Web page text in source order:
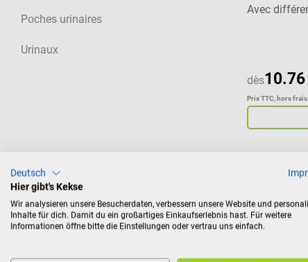
Poches urinaires
Urinaux
Avec
dès
Prix TTC, hors
Deutsch
Hier gibt's Kekse
Wir analysieren unsere Besucherdaten, verbessern unsere Website und
Inhalte für dich. Damit du ein großartiges Einkaufserlebnis hast. Für weitere
Informationen öffne bitte die Einstellungen oder vertrau uns einfach.